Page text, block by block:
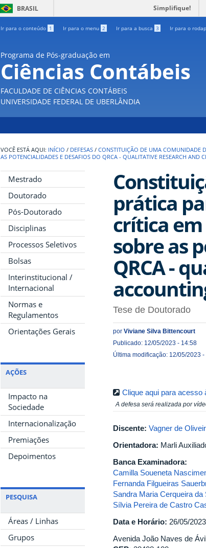
BRASIL Simplifique!
Ir para o conteúdo 1 Ir para o menu 2 Ir para a busca 3 Ir para o
Programa de Pós-graduação em
Ciências Contábeis
FACULDADE DE CIÊNCIAS CONTÁBEIS
UNIVERSIDADE FEDERAL DE UBERLÂNDIA
INÍCIO / DEFESAS / CONSTITUIÇÃO DE UMA COMUNIDADE
AS POTENCIALIDADES E DESAFIOS DO QRCA - QUALITATIVE RESEARCH AND
Mestrado
Doutorado
Pós-Doutorado
Disciplinas
Processos Seletivos
Bolsas
Interinstitucional /
Internacional
Normas e
Regulamentos
Orientações Gerais
AÇÕES
Impacto na
Sociedade
Internacionalização
Premiações
Depoimentos
PESQUISA
Áreas / Linhas
Grupos
prática
crítica
sobre as
QRCA -
Tese de Doutorado
por Viviane Silva Bittencourt
Publicado: 12/05/2023 - 14:58
Última modificação: 12/05/2023 -
Clique aqui para acesso
A defesa será realizada por
Discente: Vagner de
Orientadora: Marli
Banca Examinadora:
Camilla Soueneta
Fernanda Filgueiras
Sandra Maria Cerqueira da
Sílvia Pereira de Castro
Data e Horário: 26/05/
Avenida João Naves de